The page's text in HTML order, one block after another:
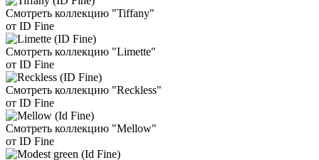
Смотреть коллекцию "Tiffany"
от ID Fine
Смотреть коллекцию "Limette"
от ID Fine
Смотреть коллекцию "Reckless"
от ID Fine
Смотреть коллекцию "Mellow"
от ID Fine